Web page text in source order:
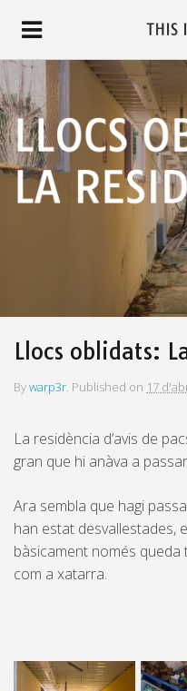
Llocs oblidats:
Bywarp3r. Published on 17
La residència d’avis de
gran que hi anàva a
Ara sembla que hagi
han estat desvallestades,
bàsicament només
com a xatarra.